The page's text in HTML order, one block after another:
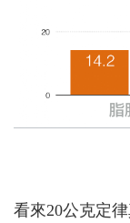
看來20公克定